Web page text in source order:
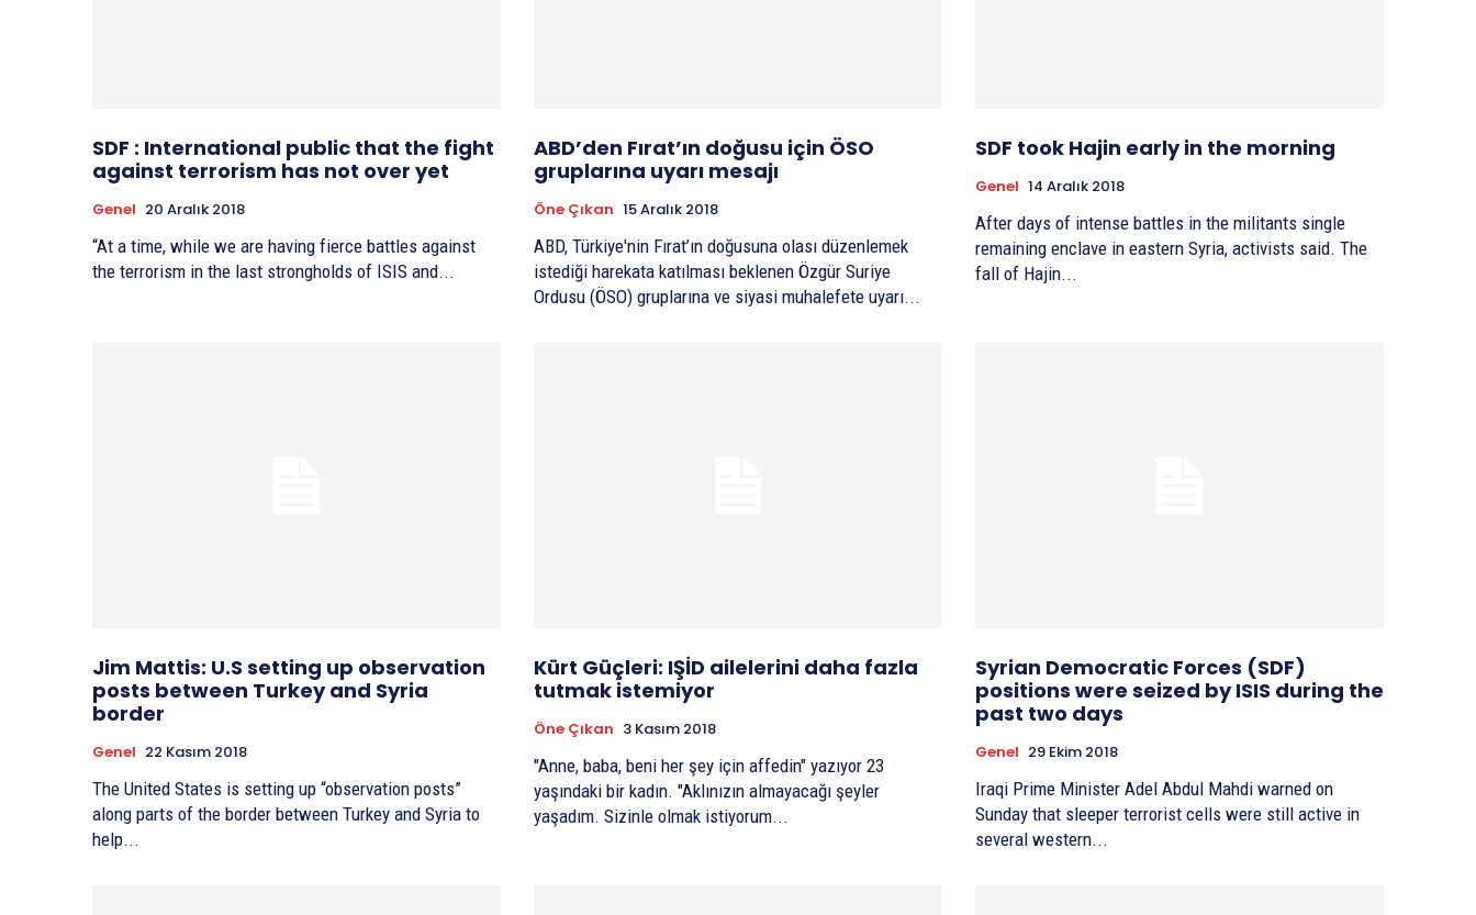
SDF : International public that the fight
against terrorism has not over yet
Genel 20 Aralık 2018
“At a time, while we are having fierce battles against
the terrorism in the last strongholds of ISIS and...
ABD’den Fırat’ın doğusu için ÖSO
gruplarına uyarı mesajı
Öne Çıkan 15 Aralık 2018
ABD, Türkiye'nin Fırat’ın doğusuna olası düzenlemek
istediği harekata katılması beklenen Özgür Suriye
Ordusu (ÖSO) gruplarına ve siyasi muhalefete uyarı...
SDF took Hajin early in the morning
Genel 14 Aralık 2018
After days of intense battles in the militants single
remaining enclave in eastern Syria, activists said. The
fall of Hajin...
Jim Mattis: U.S setting up observation
posts between Turkey and Syria
border
Genel 22 Kasım 2018
The United States is setting up “observation posts”
along parts of the border between Turkey and Syria to
help...
Kürt Güçleri: IŞİD ailelerini daha fazla
tutmak istemiyor
Öne Çıkan 3 Kasım 2018
"Anne, baba, beni her şey için affedin" yazıyor 23
yaşındaki bir kadın. "Aklınızın almayacağı şeyler
yaşadım. Sizinle olmak istiyorum...
Syrian Democratic Forces (SDF)
positions were seized by ISIS during the
past two days
Genel 29 Ekim 2018
Iraqi Prime Minister Adel Abdul Mahdi warned on
Sunday that sleeper terrorist cells were still active in
several western...